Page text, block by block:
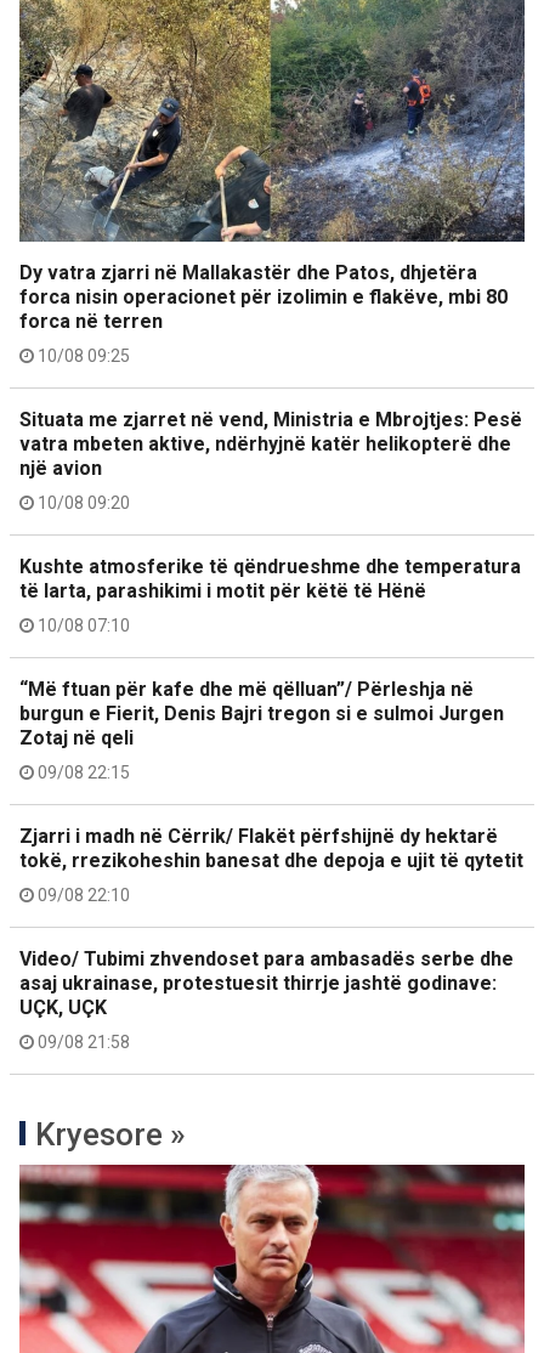
Dy vatra zjarri në Mallakastër dhe Patos, dhjetëra
forca nisin operacionet për izolimin e flakëve, mbi 80
forca në terren
10/08 09:25
Situata me zjarret në vend, Ministria e Mbrojtjes: Pesë
vatra mbeten aktive, ndërhyjnë katër helikopterë dhe
një avion
10/08 09:20
Kushte atmosferike të qëndrueshme dhe temperatura
të larta, parashikimi i motit për këtë të Hënë
10/08 07:10
“Më ftuan për kafe dhe më qëlluan”/ Përleshja në
burgun e Fierit, Denis Bajri tregon si e sulmoi Jurgen
Zotaj në qeli
09/08 22:15
Zjarri i madh në Cërrik/ Flakët përfshijnë dy hektarë
tokë, rrezikoheshin banesat dhe depoja e ujit të qytetit
09/08 22:10
Video/ Tubimi zhvendoset para ambasadës serbe dhe
asaj ukrainase, protestuesit thirrje jashtë godinave:
UÇK, UÇK
09/08 21:58
Kryesore »